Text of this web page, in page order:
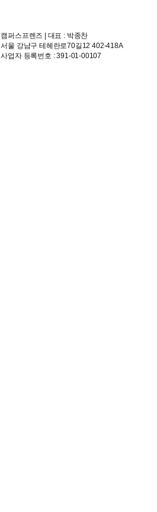
캠퍼스프렌즈 | 대표 : 박종찬
서울 강남구 테헤란로70길12 402-418A
사업자 등록번호 : 391-01-00107